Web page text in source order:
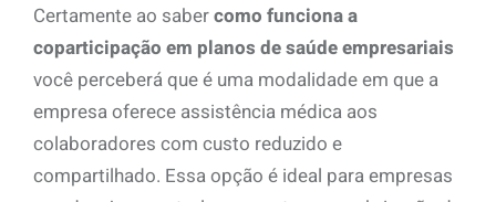
Certamente ao sabercomo funciona a
coparticipação em planos de saúde empresariais
você perceberá que é uma modalidade em que a
empresa oferece assistência médica aos
colaboradores com custo reduzido e
compartilhado. Essa opção é ideal para empresas